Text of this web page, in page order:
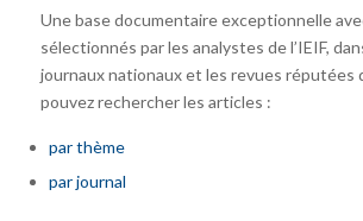
Une base documentaire exceptionnelle
sélectionnés par les analystes de l’IEIF,
journaux nationaux et les revues réputées
pouvez rechercher les articles :
par thème
par journal